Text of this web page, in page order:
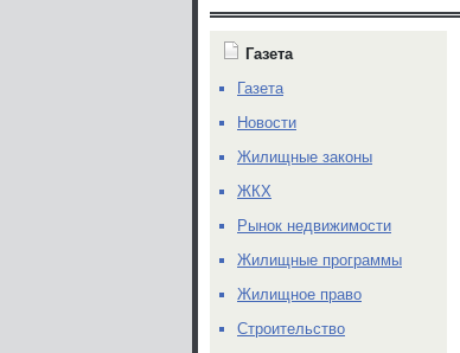
Газета
Газета
Новости
Жилищные законы
ЖКХ
Рынок недвижимости
Жилищные программы
Жилищное право
Строительство